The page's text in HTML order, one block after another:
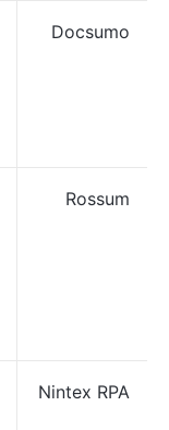
Docsumo
Rossum
Nintex RPA